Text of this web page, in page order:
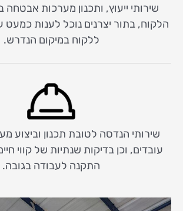
שירותי ייעוץ, ותכנון מערכות
הלקוח, בתור יצרנים נוכל לענות
ללקוח במיקום הנדרש.
שירותי הנדסה לטובת תכנון וביצוע
עובדים, וכן בדיקות שנתיות של קווי
התקנה לעבודה בגובה.